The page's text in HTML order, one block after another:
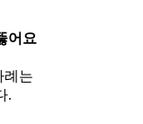
어요
례는
.